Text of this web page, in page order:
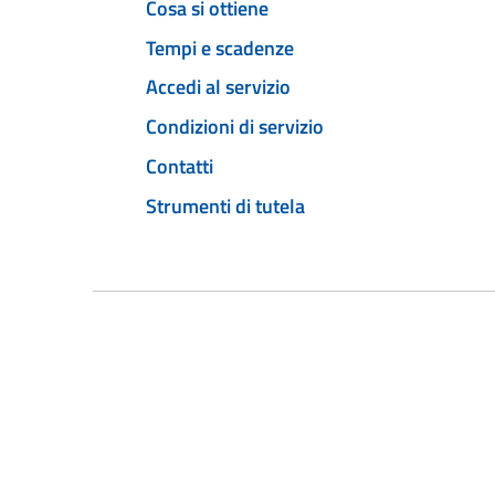
Cosa si ottiene
Tempi e scadenze
Accedi al servizio
Condizioni di servizio
Contatti
Strumenti di tutela